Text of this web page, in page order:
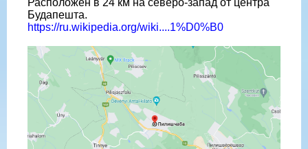
Расположен в 24 км на северо-запад от центра
Будапешта.
https://ru.wikipedia.org/wiki....1%D0%B0